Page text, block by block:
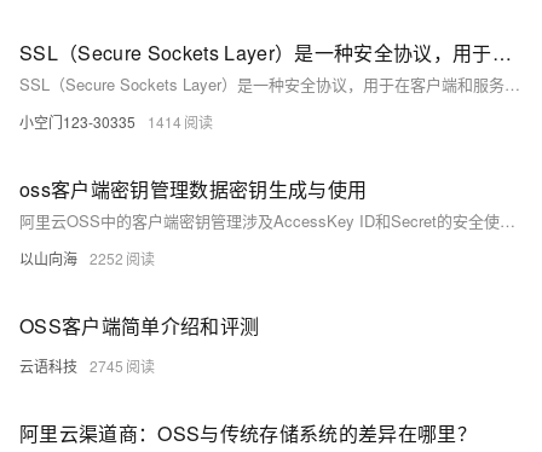
SSL（Secure Sockets Layer）是一种安全协议，用于在客户端和服务器之间建立加密的通信通道。
SSL（Secure Sockets Layer）是一种安全协议，用于在客户端和服务器之间建立加密的通信通道。
小空门123-30335 1414
oss客户端密钥管理数据密钥生成与使用
阿里云OSS中的客户端密钥管理涉及AccessKey ID和Secret的安全使用。数据加密可选SSE-OSS或使用KMS管理的CMK。若用KMS，KMS自动生成和管理数据密钥；否则，用户需安全生成密钥。上传下载时，通过SDK或API指定加密选项。密钥存储避免明文，利用KMS进行生命周期管理和访问控制，提升数据安全，满足合规需求。
以山向海 2252
OSS客户端简单介绍和评测
云语科技 2745
阿里云渠道商：OSS与传统存储系统的差异在哪里？